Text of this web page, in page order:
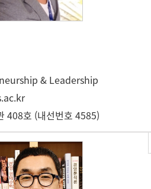
& Leadership
408호 (내선번호 4585)